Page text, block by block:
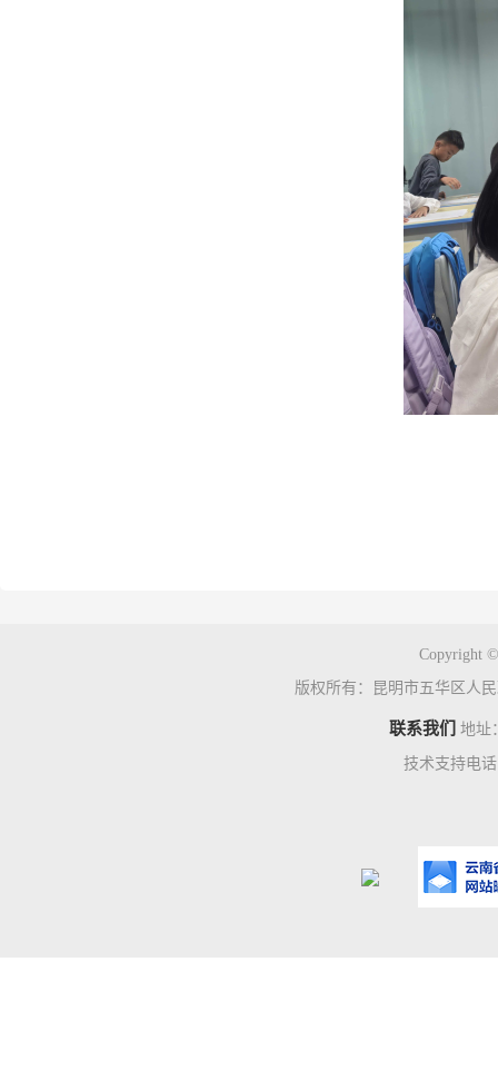
Copyright
版权所有：昆明市五华区人
联系我们 地址
技术支持电